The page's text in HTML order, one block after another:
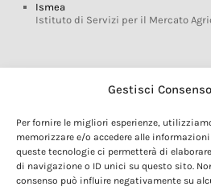
Gestisci
Per fornire le migliori esperienze,
memorizzare e/o accedere alle
queste tecnologie ci permetterà di
di navigazione o ID unici su questo sito.
consenso può influire negativamente su
Ismea
Istituto di Servizi per il Mercato
Glossario DOP IGP
Marchi DOP IGP
Normativa prodotti DOP IGP
Consorzi di Tutela
Farm To Fork e prodotti DOP IGP